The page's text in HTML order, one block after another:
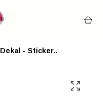
Dekal - Sticker..